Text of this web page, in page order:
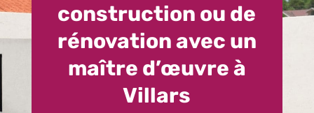
construction ou de
rénovation avec un
maître d’œuvre à
Villars